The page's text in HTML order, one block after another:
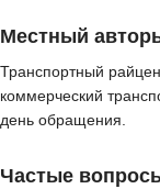
Местный
Транспортный
коммерческий
день обращения.
Частые